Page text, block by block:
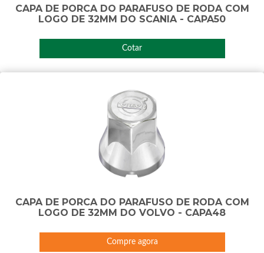
CAPA DE PORCA DO PARAFUSO DE RODA COM
LOGO DE 32MM DO SCANIA - CAPA50
Cotar
CAPA DE PORCA DO PARAFUSO DE RODA COM
LOGO DE 32MM DO VOLVO - CAPA48
Compre agora